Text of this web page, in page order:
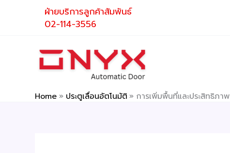
ฝ่ายบริการลูกค้าสัมพันธ์
02-114-3556
Home ประตูเลื่อนอัตโนมัติ การเพิ่มพื้นที่และประสิทธิภาพ